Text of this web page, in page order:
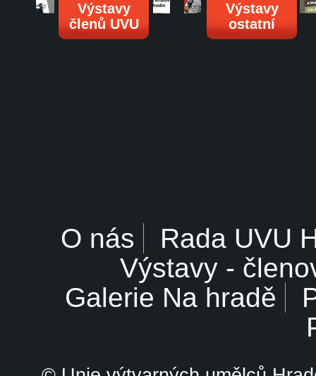
Výstavy
členů UVU
Výstavy
ostatní
O nás
Rada UVU
Výstavy -
Galerie Na hradě